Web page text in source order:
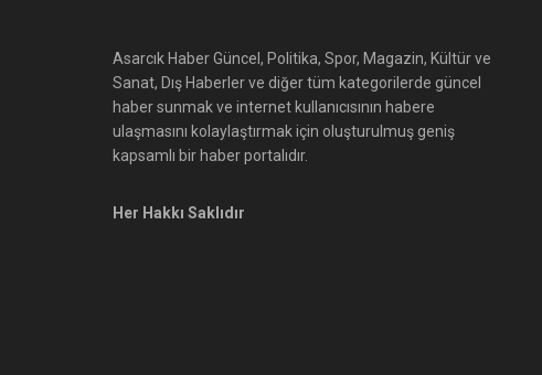
Asarcık Haber Güncel, Politika, Spor, Magazin, Kültür ve
Sanat, Dış Haberler ve diğer tüm kategorilerde güncel
haber sunmak ve internet kullanıcısının habere
ulaşmasını kolaylaştırmak için oluşturulmuş geniş
kapsamlı bir haber portalıdır.
Her Hakkı Saklıdır